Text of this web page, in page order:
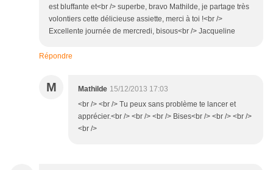
est bluffante et<br /> superbe, bravo Mathilde, je partage très
volontiers cette délicieuse assiette, merci à toi !<br />
Excellente journée de mercredi, bisous<br /> Jacqueline
Répondre
M Mathilde 15/12/2013 17:03
<br /> <br /> Tu peux sans problème te lancer et
apprécier.<br /> <br /> <br /> Bises<br /> <br /> <br />
<br />